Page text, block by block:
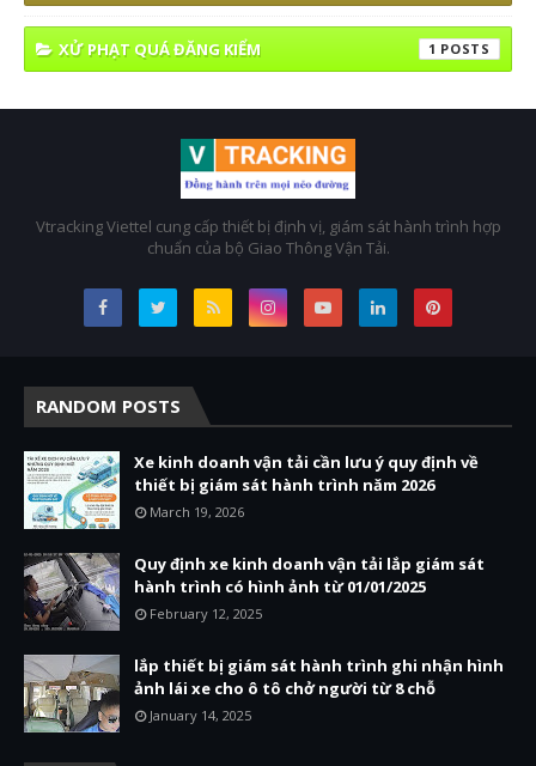
XỬ PHẠT QUÁ ĐĂNG KIỂM 1
Vtracking Viettel cung cấp thiết bị định vị, giám sát hành trình hợp
chuẩn của bộ Giao Thông Vận Tải.
RANDOM POSTS
Xe kinh doanh vận tải cần lưu ý quy định về
thiết bị giám sát hành trình năm 2026
March 19, 2026
Quy định xe kinh doanh vận tải lắp giám sát
hành trình có hình ảnh từ 01/01/2025
February 12, 2025
lắp thiết bị giám sát hành trình ghi nhận hình
ảnh lái xe cho ô tô chở người từ 8 chỗ
January 14, 2025